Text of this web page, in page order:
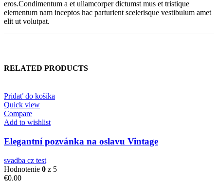
eros.Condimentum a et ullamcorper dictumst mus et tristique
elementum nam inceptos hac parturient scelerisque vestibulum amet
elit ut volutpat.
RELATED PRODUCTS
Pridať do košíka
Quick view
Compare
Add to wishlist
Elegantní pozvánka na oslavu Vintage
svadba cz test
Hodnotenie 0 z 5
€0.00